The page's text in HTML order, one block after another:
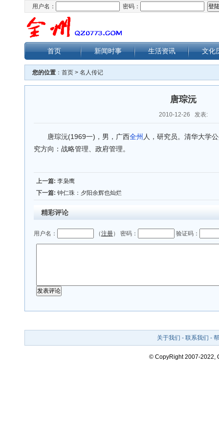
用户名： 密码：
首页 新闻时事 生活资讯 文化
您的位置 ： 首页 > 名人传记
唐琮沅
2010-12-26 发表:
唐琮沅(1969一)，男，广西全州 人，研究员。清华大学
究方向：战略管理、政府管理。
上一篇: 李枭鹰
下一篇: 钟仁珠：夕阳余辉也灿烂
精彩评论
用户名： （注册） 密码： 验证码：
关于我们 - 联系我们 -
© CopyRight 2007-2022,